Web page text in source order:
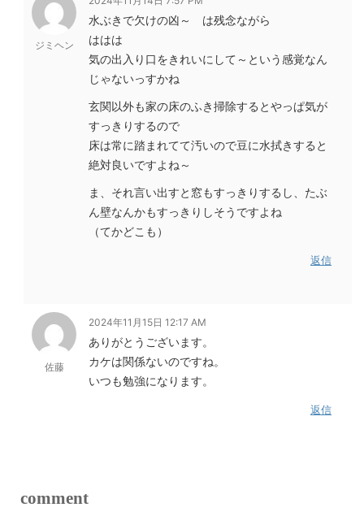
ジミヘン
水ぶきで欠けの凶～ は残念ながら
ははは
気の出入り口をきれいにして～という感覚なん
じゃないっすかね
玄関以外も家の床のふき掃除するとやっぱ気が
すっきりするので
床は常に踏まれてて汚いので豆に水拭きすると
絶対良いですよね～
ま、それ言い出すと窓もすっきりするし、たぶ
ん壁なんかもすっきりしそうですよね
（てかどこも）
返信
佐藤
2024年11月15日 12:17 AM
ありがとうございます。
カケは関係ないのですね。
いつも勉強になります。
返信
comment